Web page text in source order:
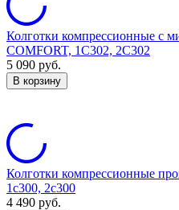
Колготки компрессионные с
COMFORT, 1C302, 2C302
5 090 руб.
В корзину
Колготки компрессионные
1c300, 2c300
4 490 руб.